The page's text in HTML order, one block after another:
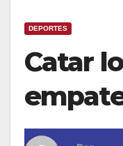
DEPORTES
Catar